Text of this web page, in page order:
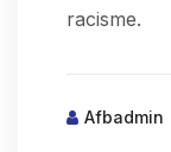
racisme.
Afbadmin